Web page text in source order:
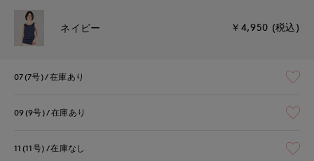
ネイビー ￥4,950 (税込)
07(7号) 在庫あり
09(9号) 在庫あり
11(11号) 在庫なし